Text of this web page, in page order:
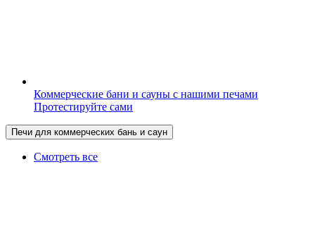
Коммерческие бани и сауны с нашими печами
Протестируйте сами
Печи для коммерческих бань и саун
Смотреть все